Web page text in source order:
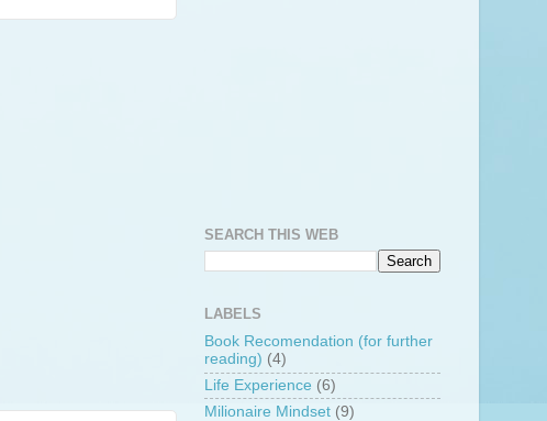
SEARCH THIS WEB
LABELS
Book Recomendation (for further
reading) (4)
Life Experience (6)
Milionaire Mindset (9)